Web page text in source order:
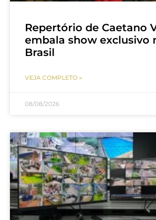
Repertório de Caetano
embala show exclusivo
Brasil
VEJA COMPLETO »
08/08/2026